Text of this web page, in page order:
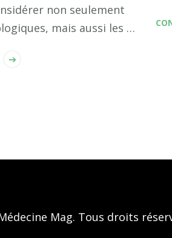
non seulement
mais aussi les …
Mag. Tous droits